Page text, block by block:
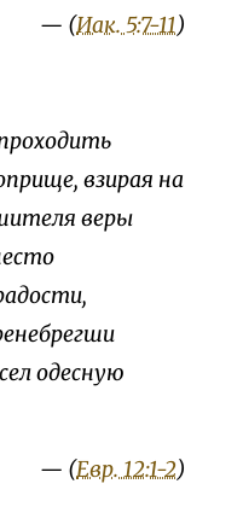
— (Иак. 5:7-11)
взирая на
веры
одесную
— (Евр. 12:1-2)